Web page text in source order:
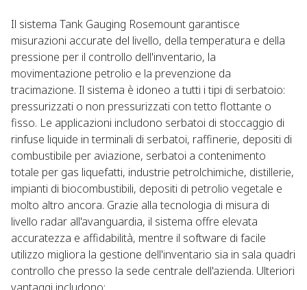
Il sistema Tank Gauging Rosemount garantisce
misurazioni accurate del livello, della temperatura e della
pressione per il controllo dell'inventario, la
movimentazione petrolio e la prevenzione da
tracimazione. Il sistema è idoneo a tutti i tipi di serbatoio:
pressurizzati o non pressurizzati con tetto flottante o
fisso. Le applicazioni includono serbatoi di stoccaggio di
rinfuse liquide in terminali di serbatoi, raffinerie, depositi di
combustibile per aviazione, serbatoi a contenimento
totale per gas liquefatti, industrie petrolchimiche, distillerie,
impianti di biocombustibili, depositi di petrolio vegetale e
molto altro ancora. Grazie alla tecnologia di misura di
livello radar all'avanguardia, il sistema offre elevata
accuratezza e affidabilità, mentre il software di facile
utilizzo migliora la gestione dell'inventario sia in sala quadri
controllo che presso la sede centrale dell'azienda. Ulteriori